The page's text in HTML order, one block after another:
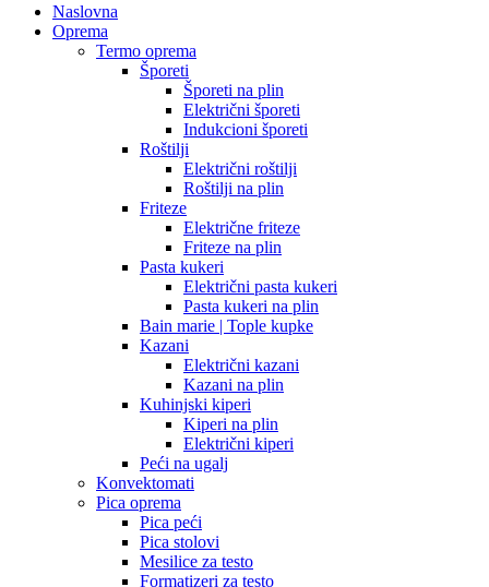
Naslovna
Oprema
Termo oprema
Šporeti
Šporeti na plin
Električni šporeti
Indukcioni šporeti
Roštilji
Električni roštilji
Roštilji na plin
Friteze
Električne friteze
Friteze na plin
Pasta kukeri
Električni pasta kukeri
Pasta kukeri na plin
Bain marie | Tople kupke
Kazani
Električni kazani
Kazani na plin
Kuhinjski kiperi
Kiperi na plin
Električni kiperi
Peći na ugalj
Konvektomati
Pica oprema
Pica peći
Pica stolovi
Mesilice za testo
Formatizeri za testo